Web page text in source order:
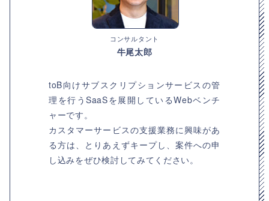
コンサルタント
牛尾太郎
toB向けサブスクリプションサービスの管
理を行うSaaSを展開しているWebベンチ
ャーです。
カスタマーサービスの支援業務に興味があ
る方は、とりあえずキープし、案件への申
し込みをぜひ検討してみてください。